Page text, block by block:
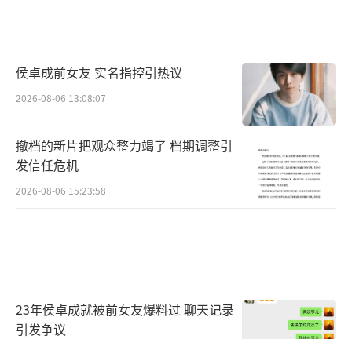
侯卓成前女友 实名指控引热议
2026-08-06 13:08:07
撤档的新片把观众整力竭了 档期调整引
发信任危机
2026-08-06 15:23:58
23年侯卓成就被前女友爆料过 聊天记录
引发争议